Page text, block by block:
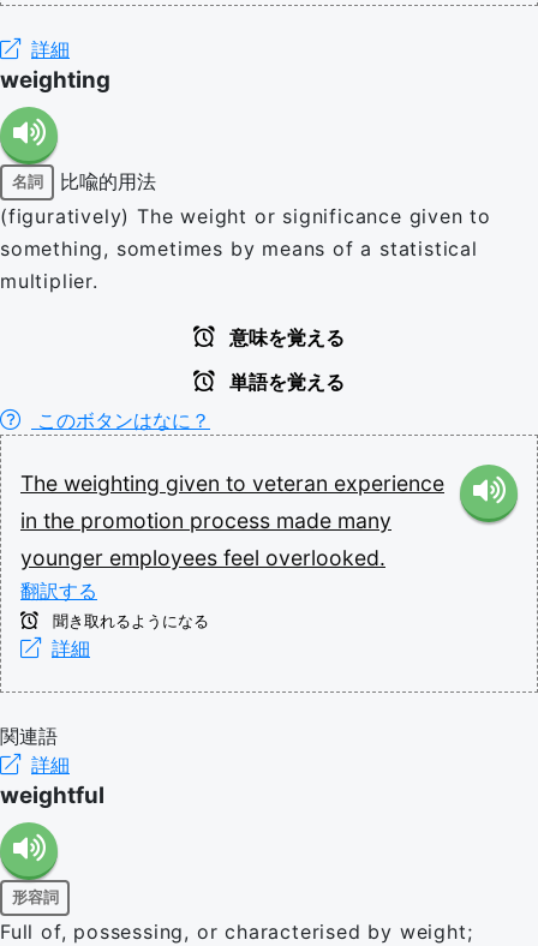
詳細
weighting
名詞
比喩的用法
(figuratively) The weight or significance given to
something, sometimes by means of a statistical
multiplier.
意味を覚える
単語を覚える
このボタンはなに？
The weighting given to veteran experience
in the promotion process made many
younger employees feel overlooked.
翻訳する
聞き取れるようになる
詳細
関連語
詳細
weightful
形容詞
Full of, possessing, or characterised by weight;